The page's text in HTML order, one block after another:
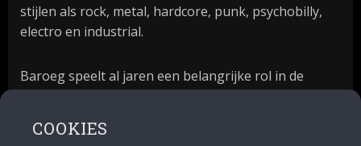
stijlen als rock, metal, hardcore, punk, psychobilly,
electro en industrial.
Baroeg speelt al jaren een belangrijke rol in de
bestond het poppodium 40 jaar.
COOKIES